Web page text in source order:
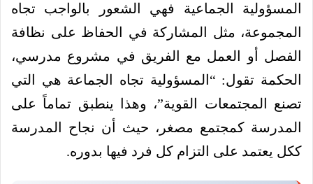
المسؤولية الجماعية فهي الشعور بالواجب تجاه
المجموعة، مثل المشاركة في الحفاظ على نظافة
الفصل أو العمل مع الفريق في مشروع مدرسي،
الحكمة تقول: “المسؤولية تجاه الجماعة هي التي
تصنع المجتمعات القوية”، وهذا ينطبق تماماً على
المدرسة كمجتمع مصغر، حيث أن نجاح المدرسة
ككل يعتمد على التزام كل فرد فيها بدوره.